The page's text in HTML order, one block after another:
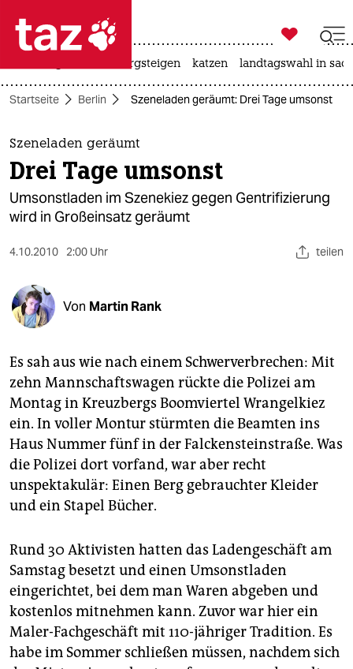
 taz zahl ich
taz zahl ich
themen
politik
öko
gesellschaft
kultur
sport
berlin
nord
wahrheit
verlag
verlag
shop
fragen & hilfe
unterstützen
abo

taz zahl ich
bergsteigen katzen landtagswahl in
Startseite Berlin Szeneladen geräumt: Drei Tage umsonst
Szeneladen geräumt
Drei Tage umsonst
Umsonstladen im Szenekiez gegen Gentrifizierung
wird in Großeinsatz geräumt
4.10.2010 2:00 Uhr teilen
Von Martin Rank
Es sah aus wie nach einem Schwerverbrechen: Mit
zehn Mannschaftswagen rückte die Polizei am
Montag in Kreuzbergs Boomviertel Wrangelkiez
ein. In voller Montur stürmten die Beamten ins
Haus Nummer fünf in der Falckensteinstraße. Was
die Polizei dort vorfand, war aber recht
unspektakulär: Einen Berg gebrauchter Kleider
und ein Stapel Bücher.
Rund 30 Aktivisten hatten das Ladengeschäft am
Samstag besetzt und einen Umsonstladen
eingerichtet, bei dem man Waren abgeben und
kostenlos mitnehmen kann. Zuvor war hier ein
Maler-Fachgeschäft mit 110-jähriger Tradition. Es
habe im Sommer schließen müssen, nachdem sich